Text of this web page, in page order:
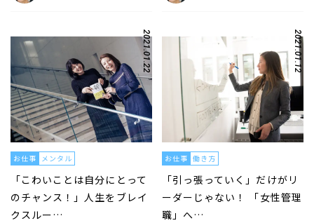
2021.01.22
お仕事 メンタル
「こわいことは自分にとって
のチャンス！」人生をブレイ
クスルー…
2021.01.12
お仕事 働き方
「引っ張っていく」だけがリ
ーダーじゃない！ 「女性管理
職」へ…